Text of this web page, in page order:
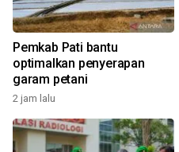
Pemkab Pati bantu
optimalkan penyerapan
garam petani
2 jam lalu